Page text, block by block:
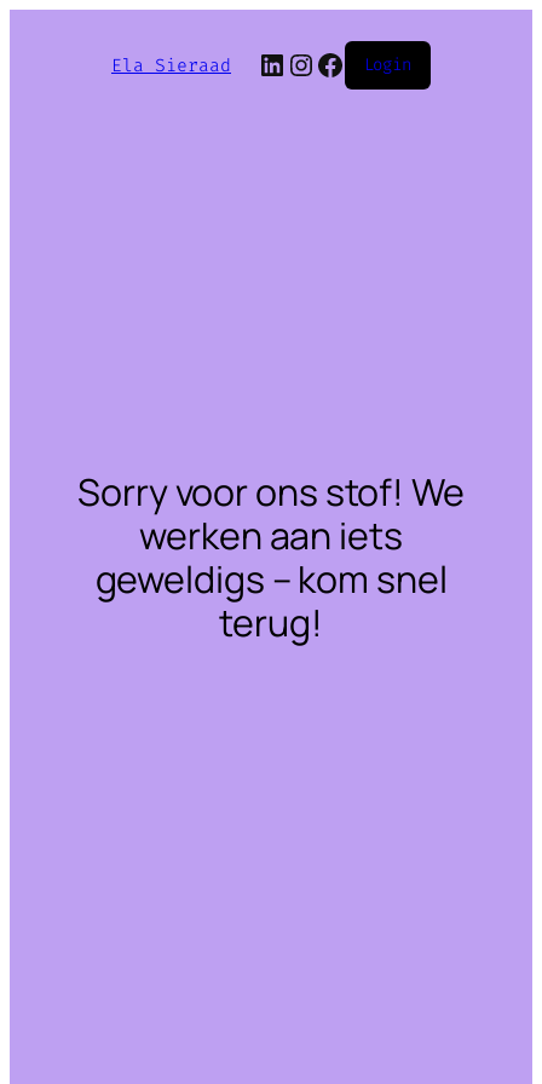
Ela Sieraad LinkedIn
Instagram
Facebook
Login
Sorry voor ons stof! We
werken aan iets
geweldigs – kom snel
terug!